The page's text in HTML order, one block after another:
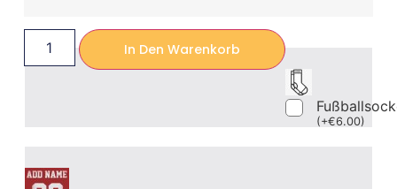
In Den Warenkorb
(+€6.00)